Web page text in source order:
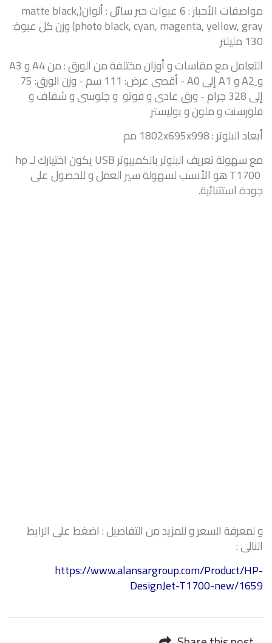
مواصفات الأحبار : 6 عبوات حبر سائل : ألوان(
matte black,
photo black, cyan, magenta, yellow, gray) وزن كل عبوة:
130 مليلتر
التعامل مع مقاسات و أوزان مختلفة من الورق : منA4وA3
و ِA2و A1إلىA0 - أقصى عرض: 111 سم - وزن الورق: 75
إلى 328 جرام - ورق عادى و فوتو و جلوسى و شفاف و
فلورسنت و ملون و بوليستر
أبعاد البلوتر :1802x695x998 مم
مع سهولة تعريف البلوتر بالكمبيوترUSBيكون اختيارك لـhp
T1700هو الأنسب لسهولة سير العمل و للحصول على
جودة استثنائية.
و لمعرفة السعر و للمزيد من التفاصيل : اضغط على الرابط
التالى :
https://www.alansargroup.com/Product/HP-
DesignJet-T1700-new/1659